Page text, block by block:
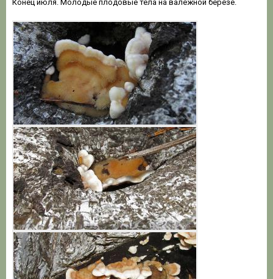
Конец июля. Молодые плодовые тела на валежной берёзе.